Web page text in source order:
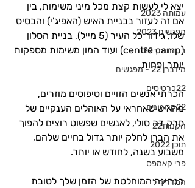
עמותה 2023
מפגשים 2023
בנה ביתך22
מידברן 22 - מפגשים
22כרטיסים
22קראוונים
הקמות22
תוכן 2022
פרי קאמפס
המדריך ל
יצא לי לעשות קצת מכל מיני משימות, בין
אם זה לעזור בבניית האיש (האפיג'י) והבסיס
שלו, גידור כל העיר (5 מייל), בניית הסלון
(centre camp) ועוד המון משימות מספקות
יותר ופחות.
הכרתי אנשים הזויים וטיפוסים מוזרים,
מהאיש שאחראי על האוהלים הענקיים של
סרק דה סולי, לאנשים שפשוט רוצים להפוך
את הברן לחלק יותר גדול בחיים שלהם,
משבוע בשנה, לחודש או יותר.
הנתינה המוחלטת של הזמן שלך לטובת